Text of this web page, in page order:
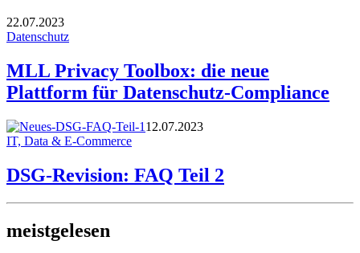
22.07.2023
Datenschutz
MLL Privacy Toolbox: die neue
Plattform für Datenschutz-Compliance
12.07.2023
IT, Data & E-Commerce
DSG-Revision: FAQ Teil 2
meistgelesen